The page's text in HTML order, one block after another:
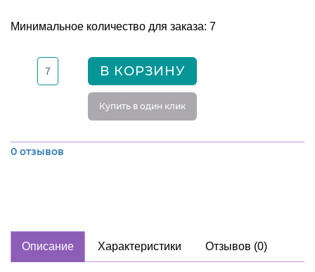
Минимальное количество для заказа: 7
В КОРЗИНУ
Купить в один клик
0 отзывов
Описание Характеристики Отзывов (0)